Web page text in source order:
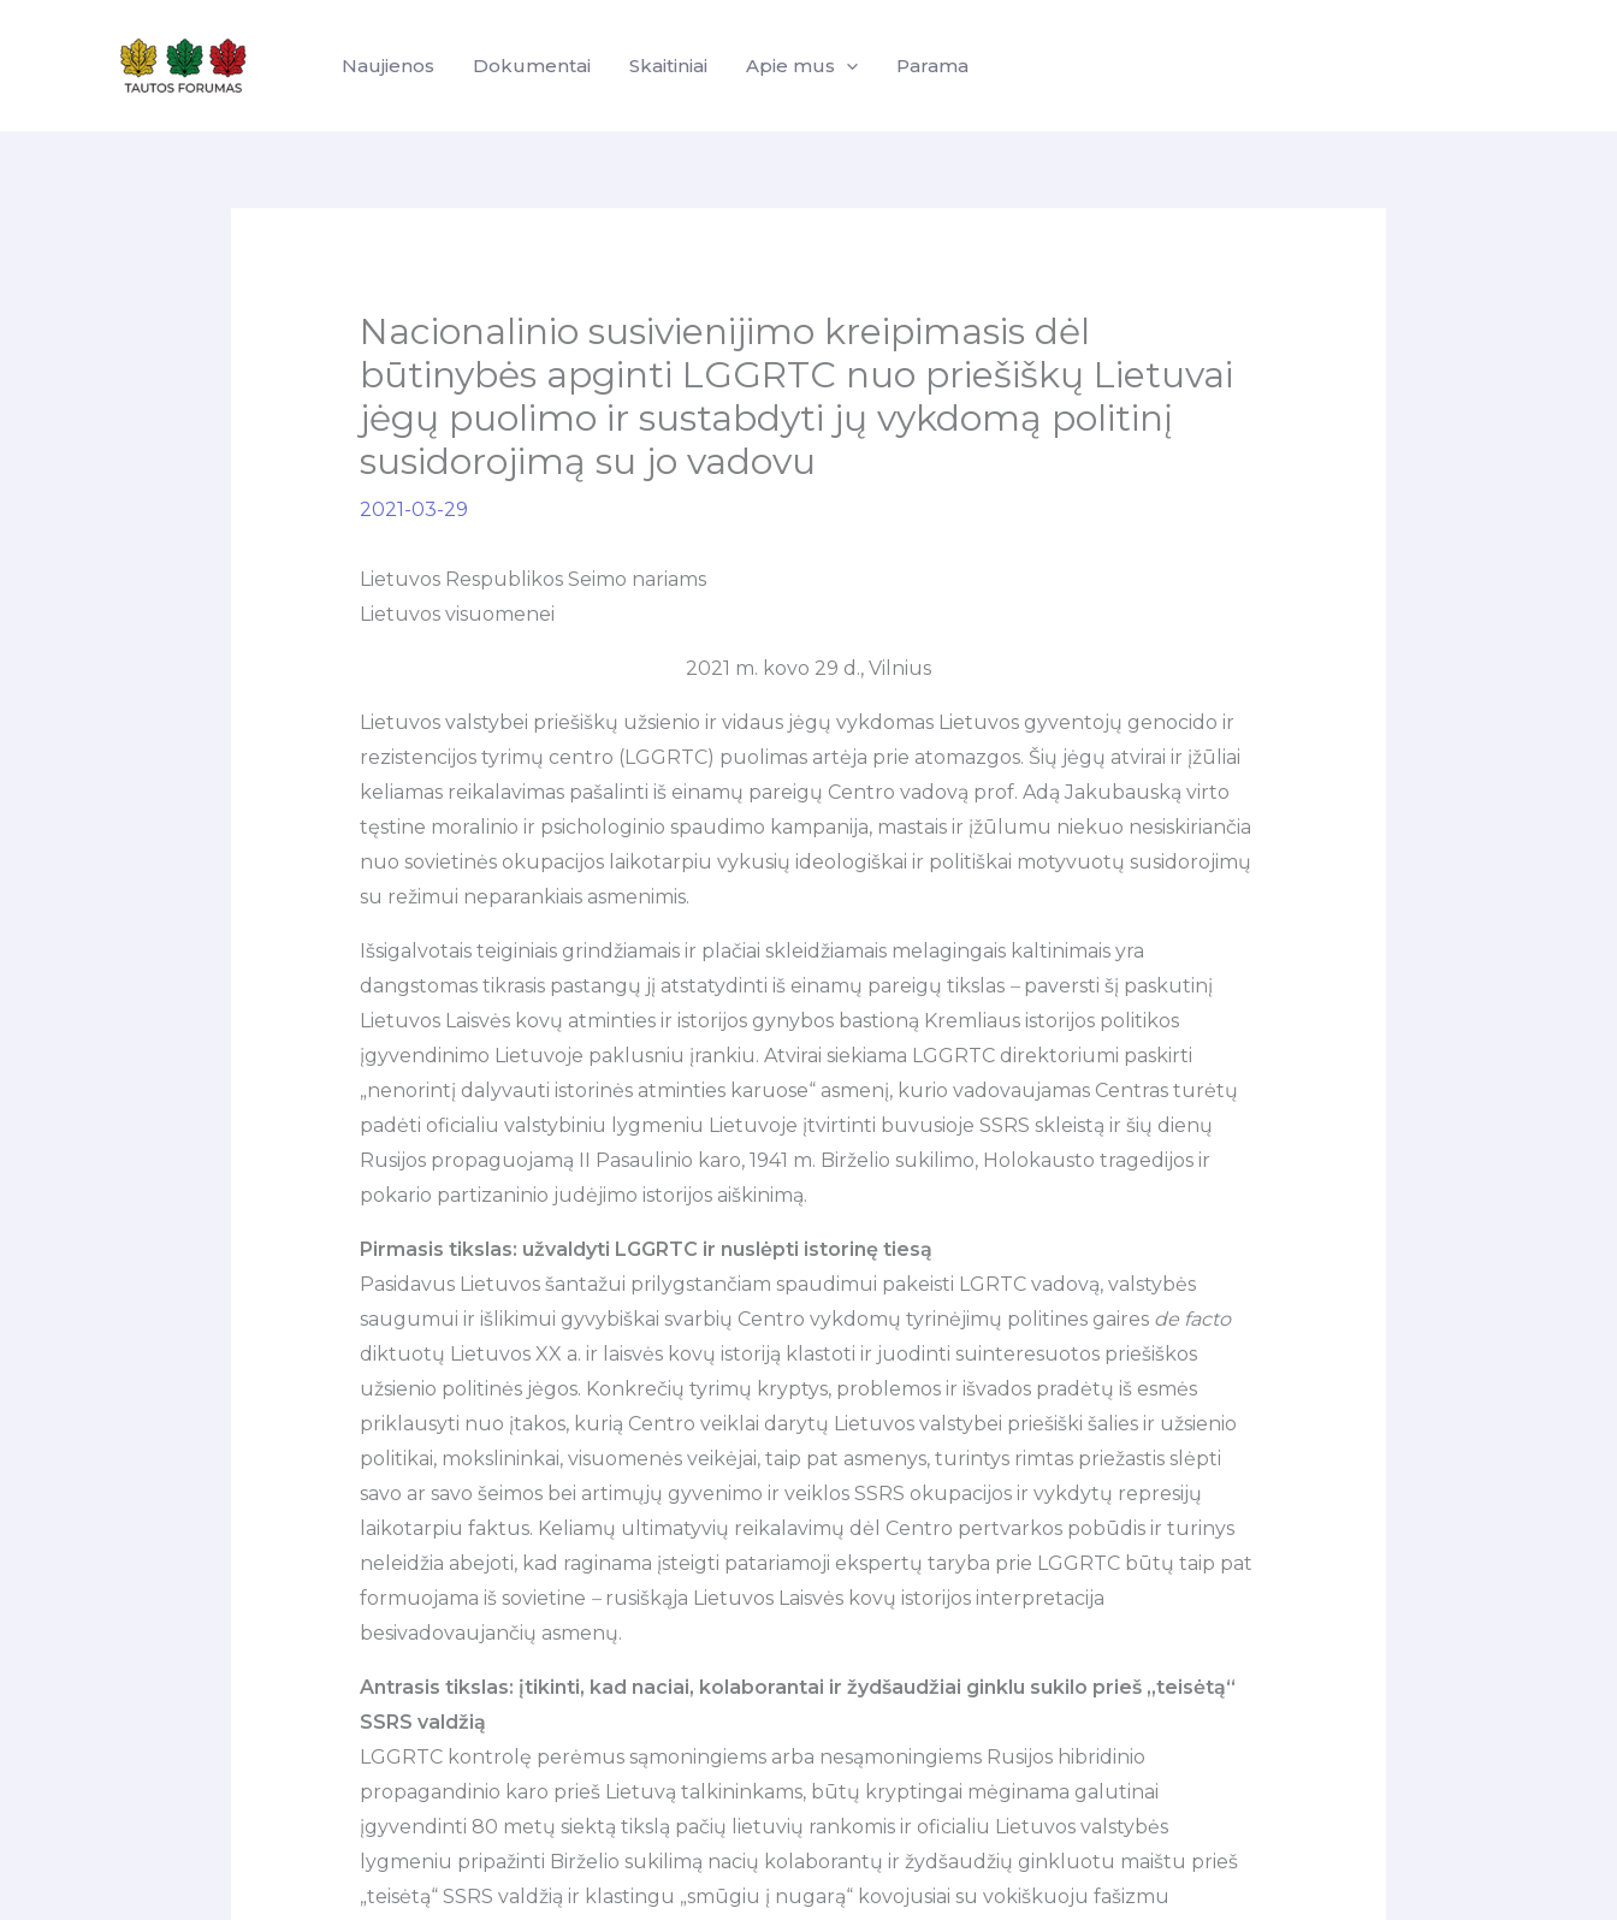
Naujienos Dokumentai Skaitiniai Apie mus Parama
Nacionalinio susivienijimo kreipimasis dėl
būtinybės apginti LGGRTC nuo priešiškų Lietuvai
jėgų puolimo ir sustabdyti jų vykdomą politinį
susidorojimą su jo vadovu
2021-03-29
Lietuvos Respublikos Seimo nariams
Lietuvos visuomenei
2021 m. kovo 29 d., Vilnius
Lietuvos valstybei priešiškų užsienio ir vidaus jėgų vykdomas Lietuvos gyventojų genocido ir
rezistencijos tyrimų centro (LGGRTC) puolimas artėja prie atomazgos. Šių jėgų atvirai ir įžūliai
keliamas reikalavimas pašalinti iš einamų pareigų Centro vadovą prof. Adą Jakubauską virto
tęstine moralinio ir psichologinio spaudimo kampanija, mastais ir įžūlumu niekuo nesiskiriančia
nuo sovietinės okupacijos laikotarpiu vykusių ideologiškai ir politiškai motyvuotų susidorojimų
su režimui neparankiais asmenimis.
Išsigalvotais teiginiais grindžiamais ir plačiai skleidžiamais melagingais kaltinimais yra
dangstomas tikrasis pastangų jį atstatydinti iš einamų pareigų tikslas – paversti šį paskutinį
Lietuvos Laisvės kovų atminties ir istorijos gynybos bastioną Kremliaus istorijos politikos
įgyvendinimo Lietuvoje paklusniu įrankiu. Atvirai siekiama LGGRTC direktoriumi paskirti
„nenorintį dalyvauti istorinės atminties karuose“ asmenį, kurio vadovaujamas Centras turėtų
padėti oficialiu valstybiniu lygmeniu Lietuvoje įtvirtinti buvusioje SSRS skleistą ir šių dienų
Rusijos propaguojamą II Pasaulinio karo, 1941 m. Birželio sukilimo, Holokausto tragedijos ir
pokario partizaninio judėjimo istorijos aiškinimą.
Pirmasis tikslas: užvaldyti LGGRTC ir nuslėpti istorinę tiesą
Pasidavus Lietuvos šantažui prilygstančiam spaudimui pakeisti LGRTC vadovą, valstybės
saugumui ir išlikimui gyvybiškai svarbių Centro vykdomų tyrinėjimų politines gaires de facto
diktuotų Lietuvos XX a. ir laisvės kovų istoriją klastoti ir juodinti suinteresuotos priešiškos
užsienio politinės jėgos. Konkrečių tyrimų kryptys, problemos ir išvados pradėtų iš esmės
priklausyti nuo įtakos, kurią Centro veiklai darytų Lietuvos valstybei priešiški šalies ir užsienio
politikai, mokslininkai, visuomenės veikėjai, taip pat asmenys, turintys rimtas priežastis slėpti
savo ar savo šeimos bei artimųjų gyvenimo ir veiklos SSRS okupacijos ir vykdytų represijų
laikotarpiu faktus. Keliamų ultimatyvių reikalavimų dėl Centro pertvarkos pobūdis ir turinys
neleidžia abejoti, kad raginama įsteigti patariamoji ekspertų taryba prie LGGRTC būtų taip pat
formuojama iš sovietine – rusiškąja Lietuvos Laisvės kovų istorijos interpretacija
besivadovaujančių asmenų.
Antrasis tikslas: įtikinti, kad naciai, kolaborantai ir žydšaudžiai ginklu sukilo prieš „teisėtą“
SSRS valdžią
LGGRTC kontrolę perėmus sąmoningiems arba nesąmoningiems Rusijos hibridinio
propagandinio karo prieš Lietuvą talkininkams, būtų kryptingai mėginama galutinai
įgyvendinti 80 metų siektą tikslą pačių lietuvių rankomis ir oficialiu Lietuvos valstybės
lygmeniu pripažinti Birželio sukilimą nacių kolaborantų ir žydšaudžių ginkluotu maištu prieš
„teisėtą“ SSRS valdžią ir klastingu „smūgiu į nugarą“ kovojusiai su vokiškuoju fašizmu